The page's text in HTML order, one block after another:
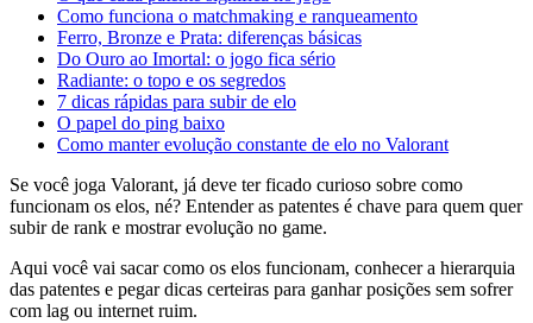
Como funciona o matchmaking e ranqueamento
Ferro, Bronze e Prata: diferenças básicas
Do Ouro ao Imortal: o jogo fica sério
Radiante: o topo e os segredos
7 dicas rápidas para subir de elo
O papel do ping baixo
Como manter evolução constante de elo no Valorant
Se você joga Valorant, já deve ter ficado curioso sobre como
funcionam os elos, né? Entender as patentes é chave para quem quer
subir de rank e mostrar evolução no game.
Aqui você vai sacar como os elos funcionam, conhecer a hierarquia
das patentes e pegar dicas certeiras para ganhar posições sem sofrer
com lag ou internet ruim.